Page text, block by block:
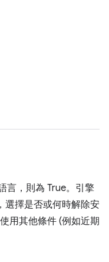
言，則為 True。引擎
選擇是否或何時解除安
用其他條件 (例如近期